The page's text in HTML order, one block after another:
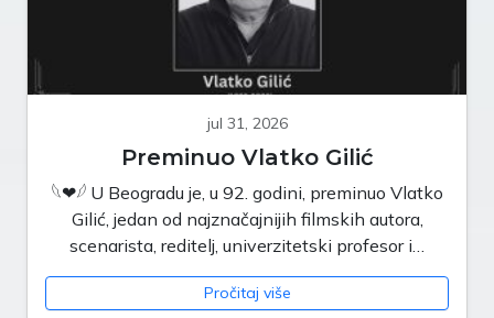
jul 31, 2026
Preminuo Vlatko Gilić
𓆩❤︎𓆪 U Beogradu je, u 92. godini, preminuo Vlatko
Gilić, jedan od najznačajnijih filmskih autora,
scenarista, reditelj, univerzitetski profesor i…
Pročitaj više